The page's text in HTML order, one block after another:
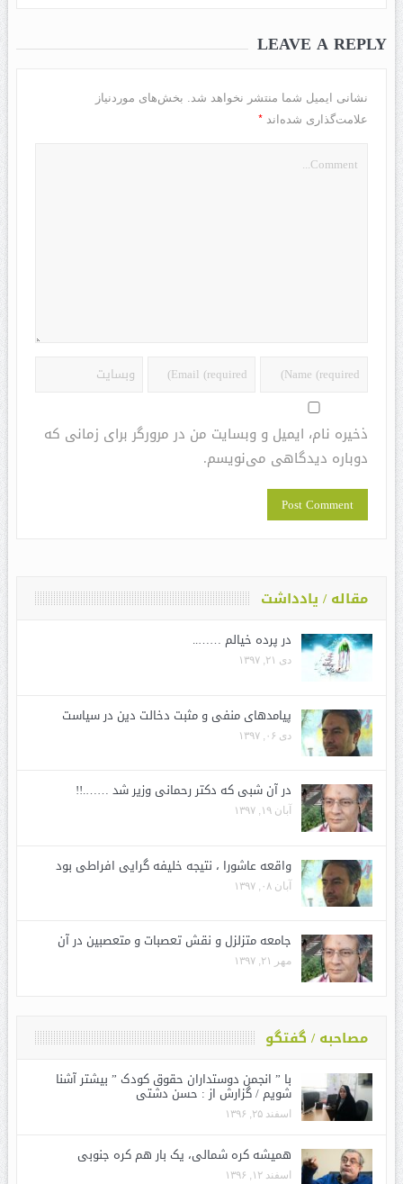
LEAVE A REPLY
نشانی ایمیل شما منتشر نخواهد شد.
بخش‌های موردنیاز
علامت‌گذاری شده‌اند *
ذخیره نام، ایمیل و وبسایت من در مرورگر برای زمانی که
دوباره دیدگاهی می‌نویسم.
مقاله / یادداشت
در پرده خیالم ……..
دی ۲۱, ۱۳۹۷
پیامدهای منفی و مثبت دخالت دین در سیاست
دی ۰۶, ۱۳۹۷
در آن شبی که دکتر رحمانی وزیر شد …….!!
آبان ۱۹, ۱۳۹۷
واقعه عاشورا ، نتیجه خلیفه گرایی افراطی بود
آبان ۰۸, ۱۳۹۷
جامعه متزلزل و نقش تعصبات و متعصبین در آن
مهر ۲۱, ۱۳۹۷
مصاحبه / گفتگو
با ” انجمن دوستداران حقوق کودک ” بیشتر آشنا
شویم / گزارش از : حسن دشتی
اسفند ۲۵, ۱۳۹۶
همیشه کره شمالی، یک بار هم کره جنوبی
اسفند ۱۲, ۱۳۹۶